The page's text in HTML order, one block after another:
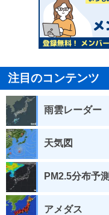
注目のコンテンツ
雨雲レーダー
天気図
PM2.5分布予測
アメダス